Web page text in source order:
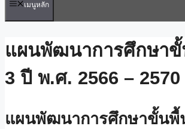
เมนูหลัก
แผนพัฒนาการศึกษา
3 ปี พ.ศ. 2566 – 2570
แผนพัฒนาการศึกษาขั้นพื้